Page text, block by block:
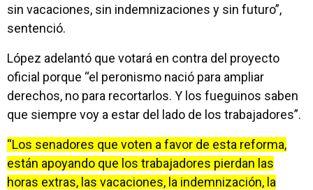
sin vacaciones, sin indemnizaciones y sin futuro”,
sentenció.
López adelantó que votará en contra del proyecto
oficial porque “el peronismo nació para ampliar
derechos, no para recortarlos. Y los fueguinos saben
que siempre voy a estar del lado de los trabajadores”.
“Los senadores que voten a favor de esta reforma,
están apoyando que los trabajadores pierdan las
horas extras, las vacaciones, la indemnización, la